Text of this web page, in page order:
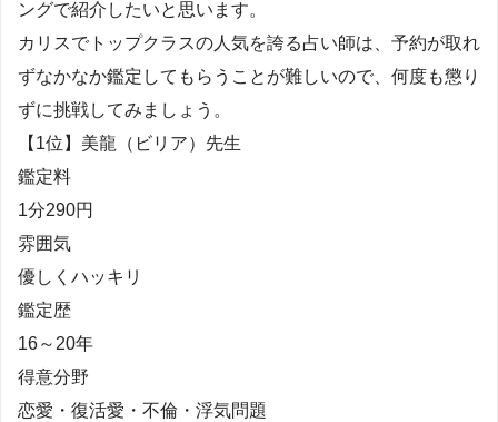
ングで紹介したいと思います。
カリスでトップクラスの人気を誇る占い師は、予約が取れ
ずなかなか鑑定してもらうことが難しいので、何度も懲り
ずに挑戦してみましょう。
【1位】美龍（ビリア）先生
鑑定料
1分290円
雰囲気
優しくハッキリ
鑑定歴
16～20年
得意分野
恋愛・復活愛・不倫・浮気問題